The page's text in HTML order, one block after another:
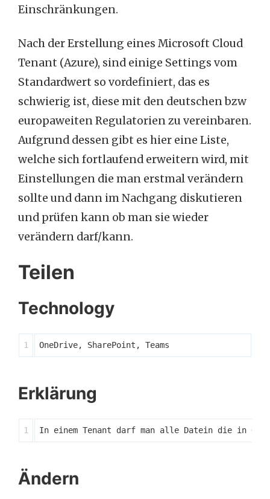
Einschränkungen.
Nach der Erstellung eines Microsoft Cloud
Tenant (Azure), sind einige Settings vom
Standardwert so vordefiniert, das es
schwierig ist, diese mit den deutschen bzw
europaweiten Regulatorien zu vereinbaren.
Aufgrund dessen gibt es hier eine Liste,
welche sich fortlaufend erweitern wird, mit
Einstellungen die man erstmal verändern
sollte und dann im Nachgang diskutieren
und prüfen kann ob man sie wieder
verändern darf/kann.
Teilen
Technology
Erklärung
Ändern